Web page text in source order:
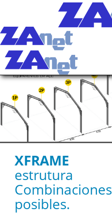
XFRAME
estrutura
Combinaciones
posibles.